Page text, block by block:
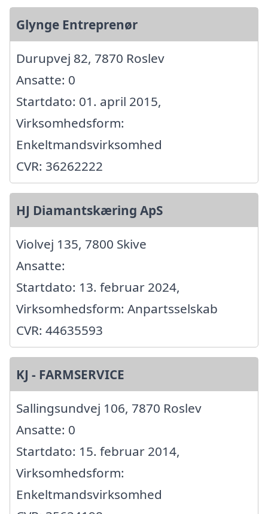
Glynge Entreprenør
Durupvej 82, 7870 Roslev
Ansatte: 0
Startdato: 01. april 2015,
Virksomhedsform:
Enkeltmandsvirksomhed
CVR: 36262222
HJ Diamantskæring ApS
Violvej 135, 7800 Skive
Ansatte:
Startdato: 13. februar 2024,
Virksomhedsform: Anpartsselskab
CVR: 44635593
KJ - FARMSERVICE
Sallingsundvej 106, 7870 Roslev
Ansatte: 0
Startdato: 15. februar 2014,
Virksomhedsform:
Enkeltmandsvirksomhed